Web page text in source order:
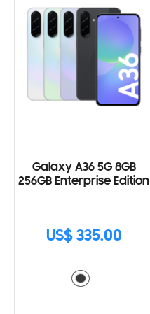
Galaxy A36 5G 8GB
256GB Enterprise Edition
US$ 335.00